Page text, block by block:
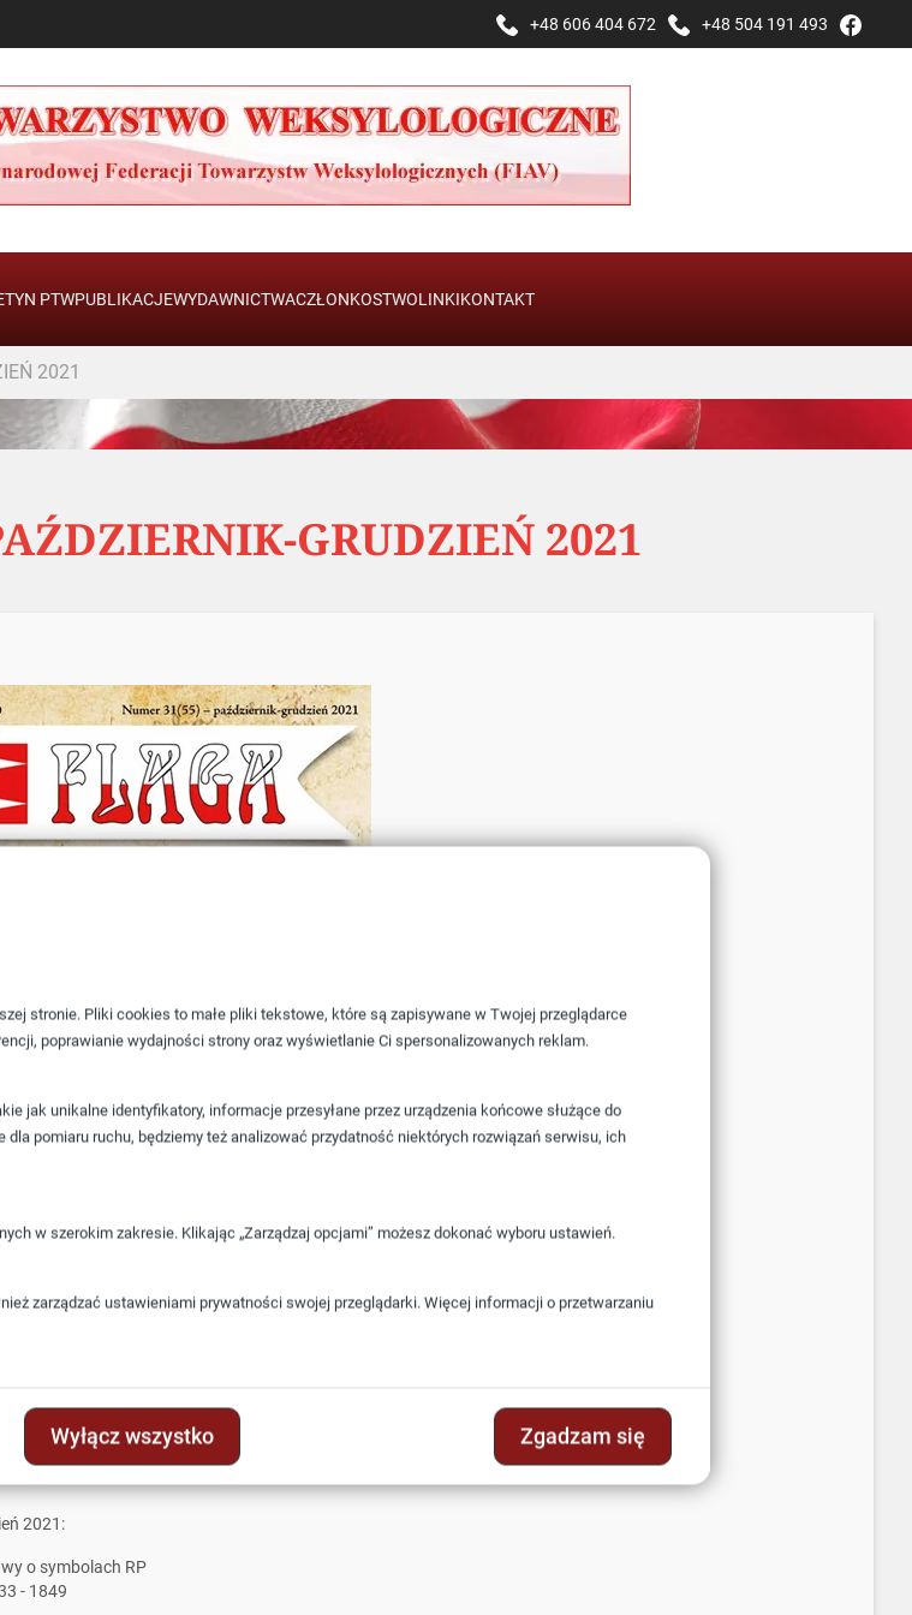
stronie. Pliki cookies to małe pliki tekstowe, które są zapisywane w Twojej przeglądarce
poprawianie wydajności strony oraz wyświetlanie Ci spersonalizowanych reklam.
jak unikalne identyfikatory, informacje przesyłane przez urządzenia końcowe służące do
pomiaru ruchu, będziemy też analizować przydatność niektórych rozwiązań serwisu, ich
w szerokim zakresie. Klikając „Zarządzaj opcjami” możesz dokonać wyboru ustawień.
zarządzać ustawieniami prywatności swojej przeglądarki. Więcej informacji o przetwarzaniu
Wyłącz wszystko Zgadzam się
+48 606 404 672 +48 504 191 493
PTWPUBLIKACJEWYDAWNICTWACZŁONKOSTWOLINKIKONTAKT
2021
GRUDZIEŃ 2021
2021:
o symbolach RP
- 1849